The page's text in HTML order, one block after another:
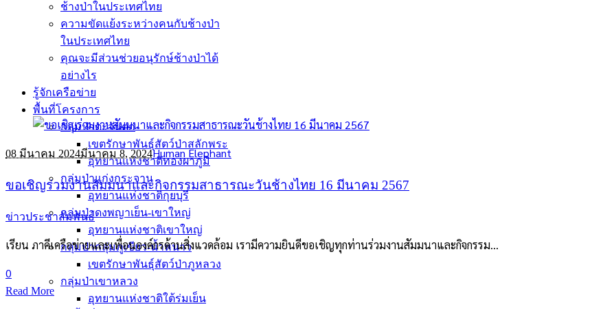
ช้างป่าในประเทศไทย
ความขัดแย้งระหว่างคนกับช้างป่า
ในประเทศไทย
คุณจะมีส่วนช่วยอนุรักษ์ช้างป่าได้
อย่างไร
รู้จักเครือข่าย
พื้นที่โครงการ
กลุ่มป่าตะวันตก
เขตรักษาพันธุ์สัตว์ป่าสลักพระ
อุทยานแห่งชาติทองผาภูมิ
กลุ่มป่าแก่งกระจาน
อุทยานแห่งชาติกุยบุรี
กลุ่มป่าดงพญาเย็น-เขาใหญ่
อุทยานแห่งชาติเขาใหญ่
กลุ่มป่ากลุ่มภูเขียว-น้ำหนาว
เขตรักษาพันธุ์สัตว์ป่าภูหลวง
กลุ่มป่าเขาหลวง
อุทยานแห่งชาติใต้ร่มเย็น
08 มีนาคม 2024มีนาคม 8, 2024Human Elephant
ขอเชิญร่วมงานสัมมนาและกิจกรรมสาธารณะวันช้างไทย 16 มีนาคม 2567
ข่าวประชาสัมพันธ์
เรียน ภาคีเครือข่ายและเพื่อนองค์กรด้านสิ่งแวดล้อม เรามีความยินดีขอเชิญทุกท่านร่วมงานสัมมนาและกิจกรรม...
0
Read More